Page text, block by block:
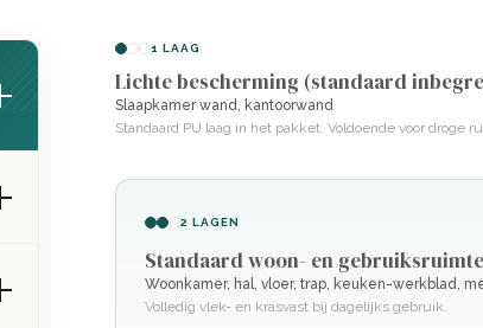
1 LAAG
Lichte bescherming (standaard
Slaapkamer wand, kantoorwand
Standaard PU laag in het pakket. Voldoende voor droge
2 LAGEN
Standaard woon- en gebruiksruimte
Woonkamer, hal, vloer, trap, keuken-werkblad,
Volledig vlek- en krasvast bij dagelijks gebruik.